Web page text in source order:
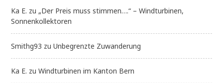
Ka E. zu „Der Preis muss stimmen….“ – Windturbinen,
Sonnenkollektoren
Smithg93 zuUnbegrenzte Zuwanderung
Ka E. zuWindturbinen im Kanton Bern